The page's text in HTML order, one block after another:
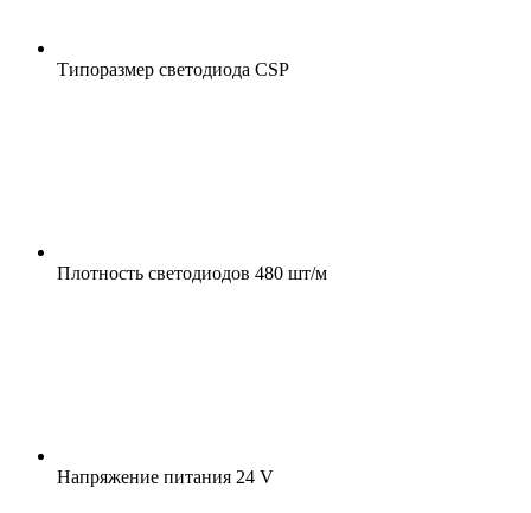
Типоразмер светодиода CSP
Плотность светодиодов 480 шт/м
Напряжение питания 24 V